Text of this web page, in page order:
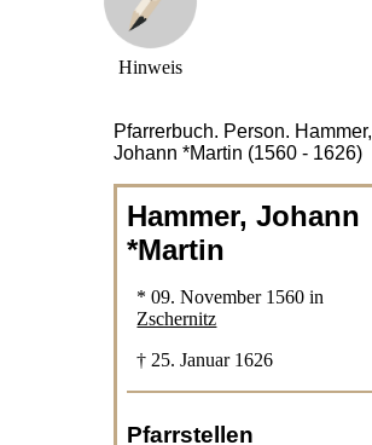
Hinweis
Pfarrerbuch. Person. Hammer,
Johann *Martin (1560 - 1626)
Hammer, Johann
*Martin
* 09. November 1560 in
Zschernitz
† 25. Januar 1626
Pfarrstellen